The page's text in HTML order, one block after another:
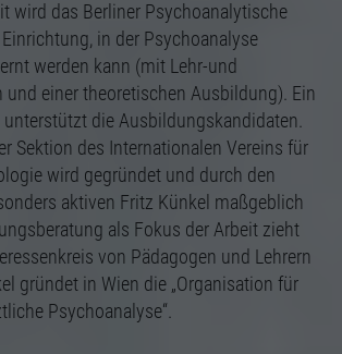
wird das Berliner Psychoanalytische
in der Psychoanalyse
werden kann (mit Lehr-und
und einer theoretischen Ausbildung). Ein
die Ausbildungskandidaten.
Sektion des Internationalen Vereins für
wird gegründet und durch den
aktiven Fritz Künkel maßgeblich
als Fokus der Arbeit zieht
von Pädagogen und Lehrern
gründet in Wien die „Organisation für
Psychoanalyse“.